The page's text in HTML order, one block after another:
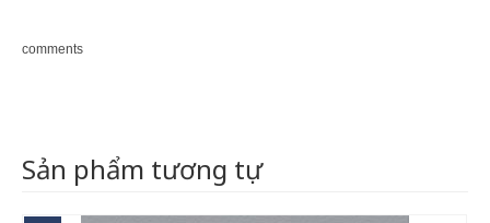
comments
Sản phẩm tương tự